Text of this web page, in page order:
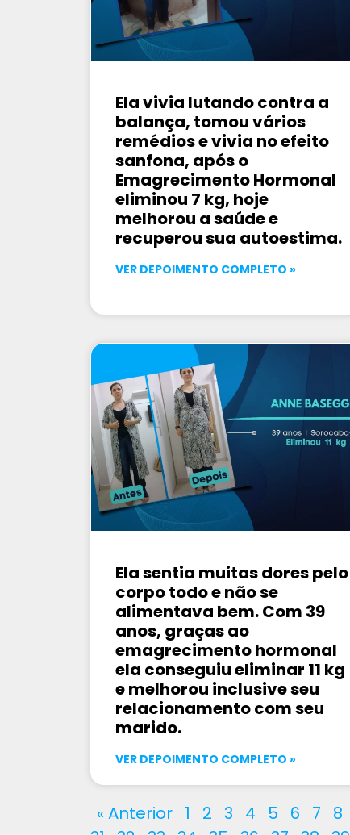
Ela vivia lutando contra a
balança, tomou vários
remédios e vivia no efeito
sanfona, após o
Emagrecimento Hormonal
eliminou 7 kg, hoje
melhorou a saúde e
recuperou sua autoestima.
VER DEPOIMENTO COMPLETO »
Ela sentia muitas dores pelo
corpo todo e não se
alimentava bem. Com 39
anos, graças ao
emagrecimento hormonal
ela conseguiu eliminar 11 kg
e melhorou inclusive seu
relacionamento com seu
marido.
VER DEPOIMENTO COMPLETO »
« Anterior 1 2 3 4 5 6 7 8